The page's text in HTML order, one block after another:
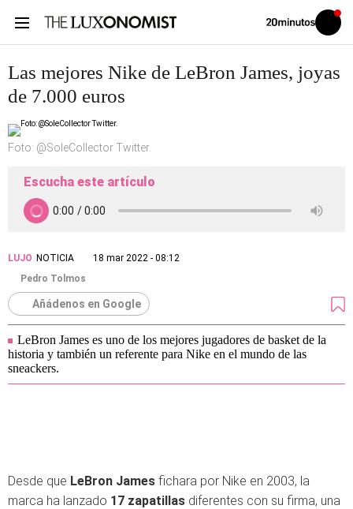
Volver
Iniciar
sesión
Las mejores Nike de LeBron James, joyas
de 7.000 euros
Foto: @SoleCollector Twitter.
Escucha este artículo
LUJO NOTICIA
18 mar 2022 - 08:12
Pedro Tolmos
Añádenos en Google
LeBron James es uno de los mejores jugadores de basket de la
historia y también un referente para Nike en el mundo de las
sneackers.
Desde que LeBron James fichara por Nike en 2003, la
marca ha lanzado 17 zapatillas diferentes con su firma, una